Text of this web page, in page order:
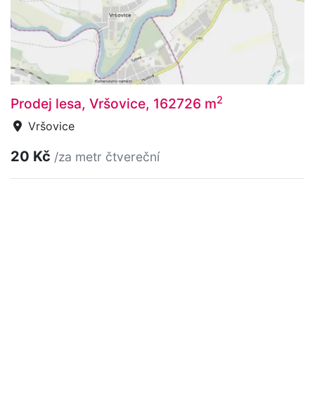
Prodej lesa, Vršovice, 162726 m2
Vršovice
20 Kč /za metr čtvereční